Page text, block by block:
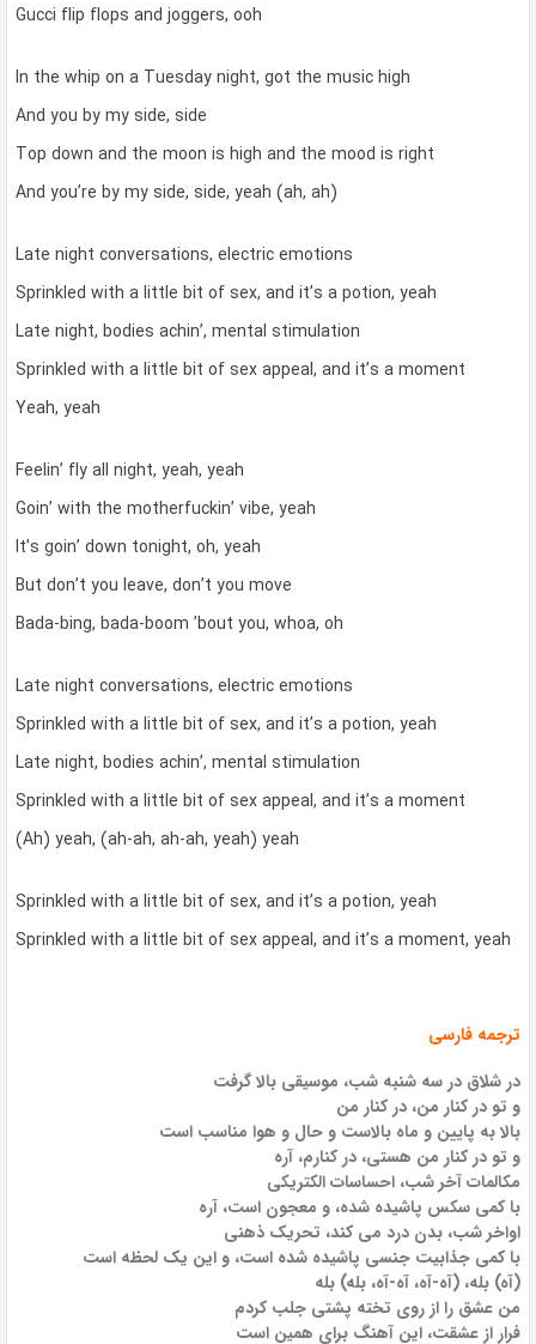
Gucci flip flops and joggers, ooh
In the whip on a Tuesday night, got the music high
And you by my side, side
Top down and the moon is high and the mood is right
And you’re by my side, side, yeah (ah, ah)
Late night conversations, electric emotions
Sprinkled with a little bit of sex, and it’s a potion, yeah
Late night, bodies achin’, mental stimulation
Sprinkled with a little bit of sex appeal, and it’s a moment
Yeah, yeah
Feelin’ fly all night, yeah, yeah
Goin’ with the motherfuckin’ vibe, yeah
It’s goin’ down tonight, oh, yeah
But don’t you leave, don’t you move
Bada-bing, bada-boom ’bout you, whoa, oh
Late night conversations, electric emotions
Sprinkled with a little bit of sex, and it’s a potion, yeah
Late night, bodies achin’, mental stimulation
Sprinkled with a little bit of sex appeal, and it’s a moment
(Ah) yeah, (ah-ah, ah-ah, yeah) yeah
Sprinkled with a little bit of sex, and it’s a potion, yeah
Sprinkled with a little bit of sex appeal, and it’s a moment, yeah
ترجمه فارسی
در شلاق در سه شنبه شب، موسیقی بالا گرفت
و تو در کنار من، در کنار من
بالا به پایین و ماه بالاست و حال و هوا مناسب است
و تو در کنار من هستی، در کنارم، آره
مکالمات آخر شب، احساسات الکتریکی
با کمی سکس پاشیده شده، و معجون است، آره
اواخر شب، بدن درد می کند، تحریک ذهنی
با کمی جذابیت جنسی پاشیده شده است، و این یک لحظه است
(آه) بله، (آه-آه، آه-آه، بله) بله
من عشق را از روی تخته پشتی جلب کردم
فرار از عشقت، این آهنگ برای همین است